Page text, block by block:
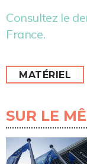
Consultez le
France.
MATÉRIEL
SUR LE